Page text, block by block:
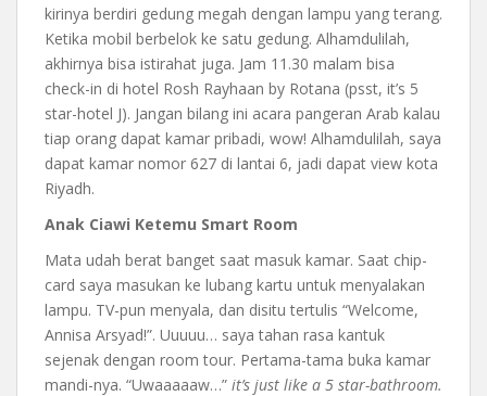
kirinya berdiri gedung megah dengan lampu yang terang.
Ketika mobil berbelok ke satu gedung. Alhamdulilah,
akhirnya bisa istirahat juga. Jam 11.30 malam bisa
check-in di hotel Rosh Rayhaan by Rotana (psst, it’s 5
star-hotel J). Jangan bilang ini acara pangeran Arab kalau
tiap orang dapat kamar pribadi, wow! Alhamdulilah, saya
dapat kamar nomor 627 di lantai 6, jadi dapat view kota
Riyadh.
Anak Ciawi Ketemu Smart Room
Mata udah berat banget saat masuk kamar. Saat chip-
card saya masukan ke lubang kartu untuk menyalakan
lampu. TV-pun menyala, dan disitu tertulis “Welcome,
Annisa Arsyad!”. Uuuuu… saya tahan rasa kantuk
sejenak dengan room tour. Pertama-tama buka kamar
mandi-nya. “Uwaaaaaw…” it’s just like a 5 star-bathroom.